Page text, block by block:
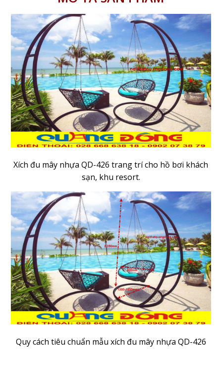
Xích đu mây nhựa QD-426 trang trí cho hồ bơi khách
sạn, khu resort.
Quy cách tiêu chuẩn mẫu xích đu mây nhựa QD-426